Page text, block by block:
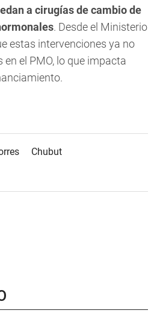
a cirugías de cambio de
. Desde el Ministerio
estas intervenciones ya no
el PMO, lo que impacta
Chubut